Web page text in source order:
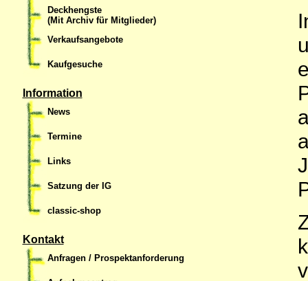
Deckhengste
(Mit Archiv für Mitglieder)
Verkaufsangebote
Kaufgesuche
Information
News
Termine
Links
Satzung der IG
classic-shop
Kontakt
Anfragen / Prospektanforderung